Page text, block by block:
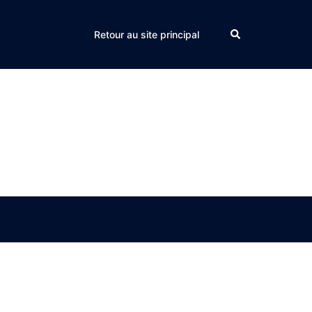
Retour au site principal Search